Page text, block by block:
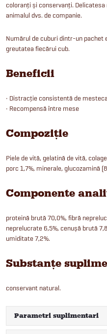
coloranți și conservanți.
animalul dvs. de companie.
Numărul de cuburi dintr-un pachet
greutatea fiecărui cub.
Beneficii
• Distracție consistentă de
• Recompensă între mese
Compoziție
Piele de vită, gelatină de vită,
porc 1,7%, minerale, glucozamină
Componente
proteină brută 70,0%, fibră
neprelucrate 6,5%, cenușă brută
umiditate 7,2%.
Substanțe
conservant natural.
Parametri suplimentari